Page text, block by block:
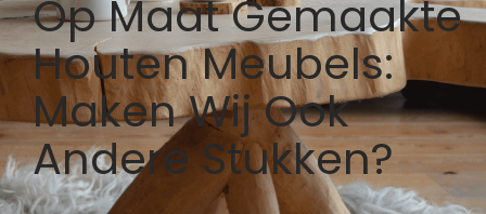
Op Maat Gemaakte
Houten Meubels:
Maken Wij Ook
Andere Stukken?